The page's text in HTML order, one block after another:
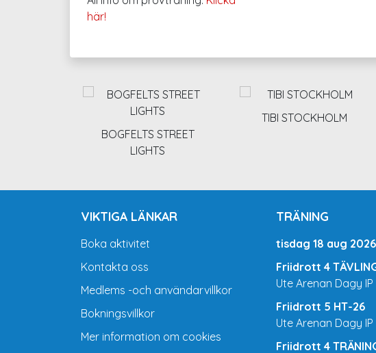
här!
BOGFELTS STREET
LIGHTS
TIBI STOCKHOLM
VIKTIGA LÄNKAR
Boka aktivitet
Kontakta oss
Medlems -och användarvillkor
Bokningsvillkor
Mer information om cookies
TRÄNING
tisdag 18 aug 2026
Friidrott 4
Ute Arenan Dagy IP
Friidrott 5 HT-26
Ute Arenan Dagy IP
Friidrott 4